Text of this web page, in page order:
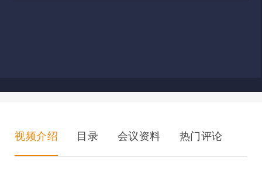
视频介绍 目录 会议资料 热门评论